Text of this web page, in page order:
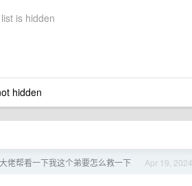
is hidden
hidden
Apr 19, 2024
佬帮看一下我这个弟要怎么救一下